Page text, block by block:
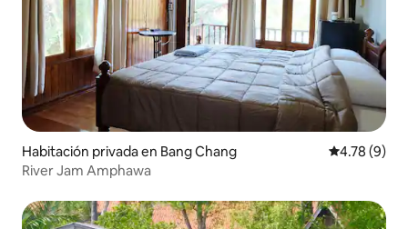
Habitación privada en Bang Chang Calificación
4.78 (9)
River Jam Amphawa